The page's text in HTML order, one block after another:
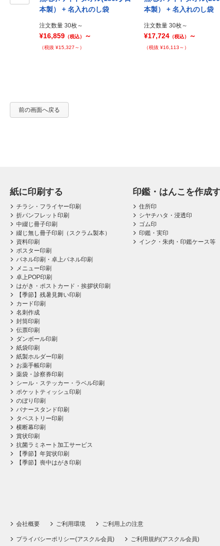
本製） + 名入れのし袋
注文数量 30枚～
¥16,859 （税込） ～
（税抜 ¥15,327～）
本製） + 名入れのし袋
注文数量 30枚～
¥17,724 （税込） ～
（税抜 ¥16,113～）
前の画面へ戻る
紙に印刷する
チラシ・フライヤー印刷
折パンフレット印刷
中綴じ冊子印刷
綴じ無し冊子印刷（スクラム製本）
資料印刷
ポスター印刷
パネル印刷・卓上パネル印刷
メニュー印刷
卓上POP印刷
はがき・ポストカード・挨拶状印刷
【季節】残暑見舞い印刷
カード印刷
名刺作成
封筒印刷
伝票印刷
ダンボール印刷
紙袋印刷
紙製ホルダー印刷
お薬手帳印刷
薬袋・診察券印刷
シール・ステッカー・ラベル印刷
ポケットティッシュ印刷
のぼり印刷
バナースタンド印刷
タペストリー印刷
横断幕印刷
賞状印刷
抗菌ラミネート加工サービス
【季節】年賀状印刷
【季節】喪中はがき印刷
印鑑・はんこを作成
住所印
シヤチハタ・浸透印
ゴム印
印鑑・実印
インク・朱肉・印鑑ケース等
会社概要 ご利用環境 ご利用上の注意
プライバシーポリシー(アスクル会員) ご利用規約(アスクル会員)